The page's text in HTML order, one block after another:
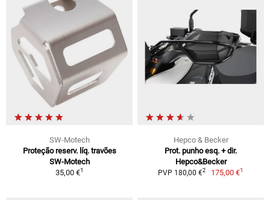
SW-Motech
Proteção reserv. líq. travões
SW-Motech
35,00 €1
Hepco & Becker
Prot. punho esq. + dir.
Hepco&Becker
PVP 180,00 €2 175,00 €1